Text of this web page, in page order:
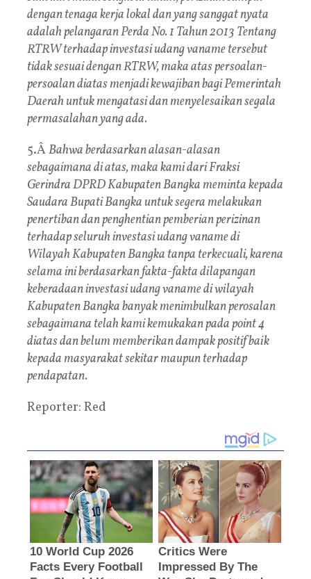
dengan tenaga kerja lokal dan yang sanggat nyata
adalah pelangaran Perda No. 1 Tahun 2013 Tentang
RTRW terhadap investasi udang vaname tersebut
tidak sesuai dengan RTRW, maka atas persoalan-
persoalan diatas menjadi kewajiban bagi Pemerintah
Daerah untuk mengatasi dan menyelesaikan segala
permasalahan yang ada.
5.Â Bahwa berdasarkan alasan-alasan
sebagaimana di atas, maka kami dari Fraksi
Gerindra DPRD Kabupaten Bangka meminta kepada
Saudara Bupati Bangka untuk segera melakukan
penertiban dan penghentian pemberian perizinan
terhadap seluruh investasi udang vaname di
Wilayah Kabupaten Bangka tanpa terkecuali, karena
selama ini berdasarkan fakta-fakta dilapangan
keberadaan investasi udang vaname di wilayah
Kabupaten Bangka banyak menimbulkan perosalan
sebagaimana telah kami kemukakan pada point 4
diatas dan belum memberikan dampak positif baik
kepada masyarakat sekitar maupun terhadap
pendapatan.
Reporter: Red